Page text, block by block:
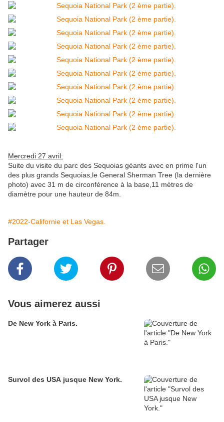
Mercredi 27 avril:
Suite du visite du parc des Sequoias géants avec en prime l'un
des plus grands Sequoias,le General Sherman Tree (la dernière
photo) avec 31 m de circonférence à la base,11 mètres de
diamètre pour une hauteur de 84m.
#2022-Californie et Las Vegas.
Partager
Vous aimerez aussi
De New York à Paris.
Survol des USA jusque New York.